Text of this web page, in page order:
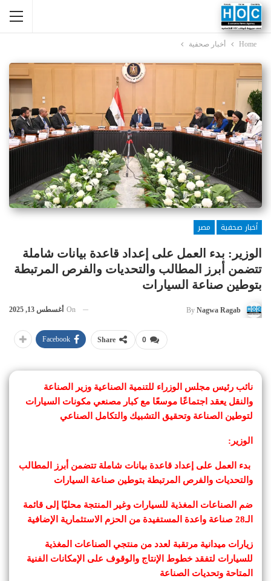
Home أخبار صحفية
أخبار صحفية
مصر
الوزير: بدء العمل على إعداد قاعدة بيانات شاملة
تتضمن أبرز المطالب والتحديات والفرص المرتبطة
بتوطين صناعة السيارات
By Nagwa Ragab
On أغسطس 13, 2025
0
Share
Facebook
نائب رئيس مجلس الوزراء للتنمية الصناعية وزير الصناعة
والنقل يعقد اجتماعًا موسعًا مع كبار مصنعي مكونات السيارات
لتوطين الصناعة وتحقيق التشبيك والتكامل الصناعي
الوزير:
بدء العمل على إعداد قاعدة بيانات شاملة تتضمن أبرز المطالب
والتحديات والفرص المرتبطة بتوطين صناعة السيارات
ضم الصناعات المغذية للسيارات وغير المنتجة محليًا إلى قائمة
الـ28 صناعة واعدة المستفيدة من الحزم الاستثمارية الإضافية
زيارات ميدانية مرتقبة لعدد من منتجي الصناعات المغذية
للسيارات لتفقد خطوط الإنتاج والوقوف على الإمكانات الفنية
المتاحة وتحديات الصناعة